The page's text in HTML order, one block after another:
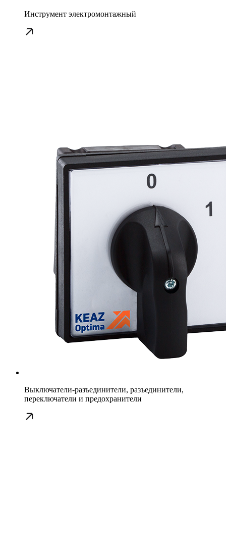
Инструмент электромонтажный
Выключатели-разъединители, разъединители,
переключатели и предохранители